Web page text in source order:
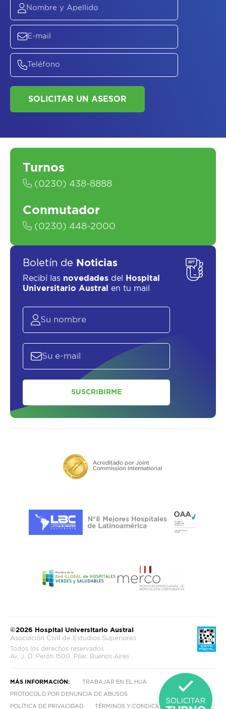
ASESORATE SOBREELPLAN DE
SALUD
Turnos
(0230) 438-8888
Conmutador
(0230) 448-2000
Boletín de Noticias
Recibí las novedades del
Hospital
Universitario Austral
en tu mail
SUSCRIBIRME
©2026 Hospital Universitario Austral
Asociación Civil de Estudios Superiores
Todos los derechos reservados
Av. J. D. Perón 1500, Pilar, Buenos Aires
MÁS INFORMACIÓN: TRABAJAR EN EL HUA
PROTOCOLO POR DENUNCIA DE ABUSOS
POLÍTICA DE PRIVACIDAD TÉRMINOS Y CONDICIONES